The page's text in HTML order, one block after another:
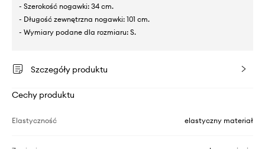
- Szerokość nogawki: 34 cm.
- Długość zewnętrzna nogawki: 101 cm.
- Wymiary podane dla rozmiaru: S.
Szczegóły produktu
Cechy produktu
Elastyczność elastyczny materiał